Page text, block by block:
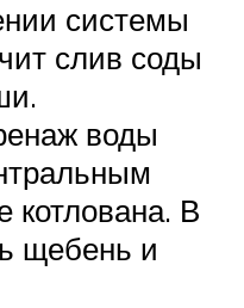
системы
слив соды
воды
котлована. В
щебень и